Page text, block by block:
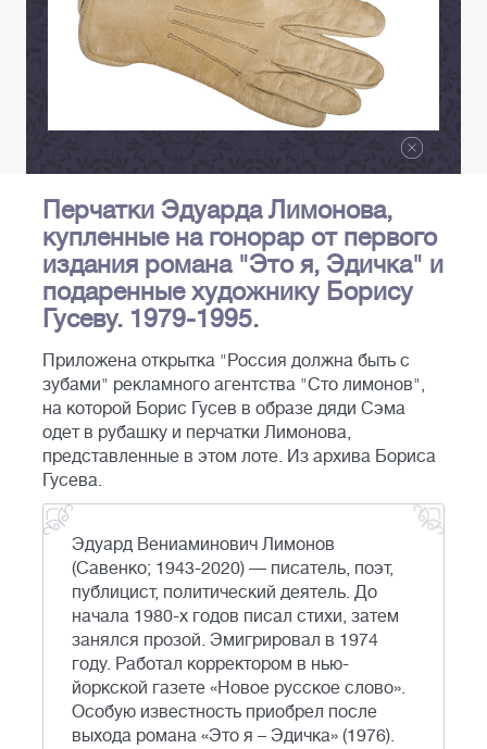
Перчатки Эдуарда Лимонова,
купленные на гонорар от первого
издания романа "Это я, Эдичка" и
подаренные художнику Борису
Гусеву. 1979-1995.
Приложена открытка "Россия должна быть с
зубами" рекламного агентства "Сто лимонов",
на которой Борис Гусев в образе дяди Сэма
одет в рубашку и перчатки Лимонова,
представленные в этом лоте. Из архива Бориса
Гусева.
Эдуард Вениаминович Лимонов
(Савенко; 1943-2020) — писатель, поэт,
публицист, политический деятель. До
начала 1980-х годов писал стихи, затем
занялся прозой. Эмигрировал в 1974
году. Работал корректором в нью-
йоркской газете «Новое русское слово».
Особую известность приобрел после
выхода романа «Это я – Эдичка» (1976).